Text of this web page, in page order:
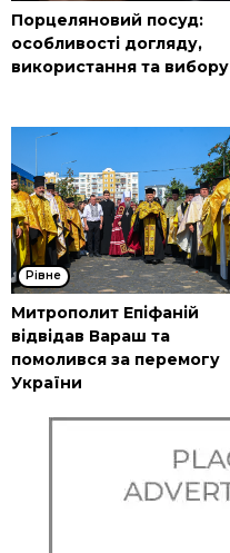
Порцеляновий посуд:
особливості догляду,
використання та вибору
Рівне
Митрополит Епіфаній
відвідав Вараш та
помолився за перемогу
України